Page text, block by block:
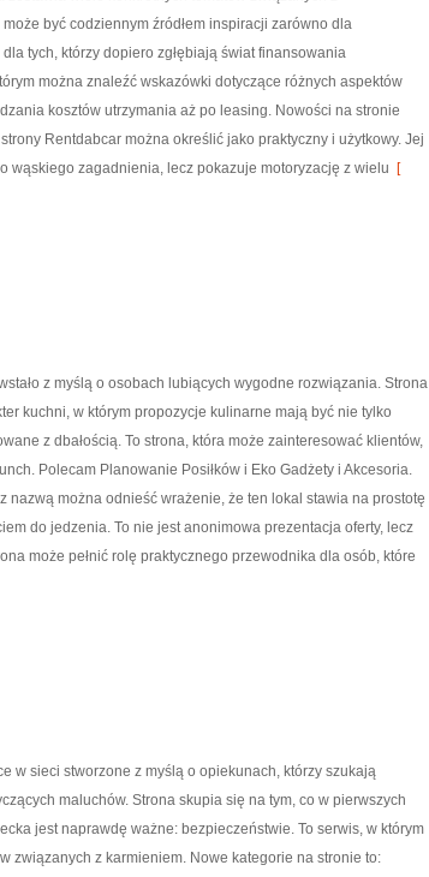
być codziennym źródłem inspiracji zarówno dla
tych, którzy dopiero zgłębiają świat finansowania
można znaleźć wskazówki dotyczące różnych aspektów
kosztów utrzymania aż po leasing. Nowości na stronie
Rentdabcar można określić jako praktyczny i użytkowy. Jej
wąskiego zagadnienia, lecz pokazuje motoryzację z wielu [
z myślą o osobach lubiących wygodne rozwiązania. Strona
kuchni, w którym propozycje kulinarne mają być nie tylko
z dbałością. To strona, która może zainteresować klientów,
Polecam Planowanie Posiłków i Eko Gadżety i Akcesoria.
nazwą można odnieść wrażenie, że ten lokal stawia na prostotę
do jedzenia. To nie jest anonimowa prezentacja oferty, lecz
może pełnić rolę praktycznego przewodnika dla osób, które
w sieci stworzone z myślą o opiekunach, którzy szukają
maluchów. Strona skupia się na tym, co w pierwszych
jest naprawdę ważne: bezpieczeństwie. To serwis, w którym
związanych z karmieniem. Nowe kategorie na stronie to: